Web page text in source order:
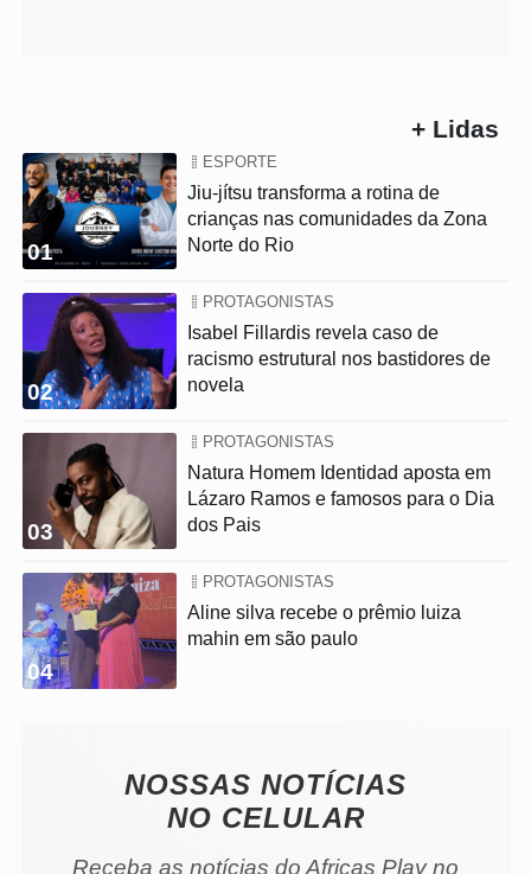
+ Lidas
01
ESPORTE
Jiu-jítsu transforma a rotina de
crianças nas comunidades da Zona
Norte do Rio
02
PROTAGONISTAS
Isabel Fillardis revela caso de
racismo estrutural nos bastidores de
novela
03
PROTAGONISTAS
Natura Homem Identidad aposta em
Lázaro Ramos e famosos para o Dia
dos Pais
04
PROTAGONISTAS
Aline silva recebe o prêmio luiza
mahin em são paulo
NOSSAS NOTÍCIAS
NO CELULAR
Receba as notícias do Africas Play no